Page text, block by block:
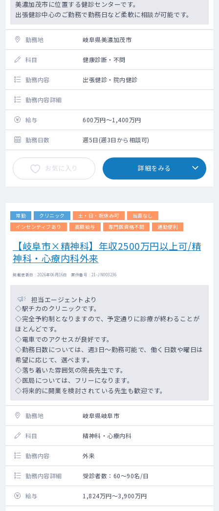
美濃加茂市に位置する健診センターです。
出張健診中心のご勤務で勤務日など柔軟に相談が可能です。
勤務地 岐阜県美濃加茂市
科目 健康診断・不問
勤務内容 出張健診・院内健診
勤務内容詳細
給与 600万円～1,400万円
勤務日数 週5日(週3日から相談可)
お気に入り 詳細をみる
常勤 クリニック 土・日・祝休み可
当直なし
インセンティブあり
高額給与 専門医資格不問 通勤便利
【岐阜市×精神科】年収2500万円以上可/精
神科・心療内科外来
掲載更新日 : 2026年06月16日 案件番号 : 21-JN003236
担当エージェントより
◇駅チカのクリニックです。
◇完全予約制となりますので、予定通りに診療が終わることが
ほとんどです。
◇電車でのアクセスが良好です。
◇勤務日数については、週3日～勤務可能で、働く日数や曜日は
希望に応じて、選べます。
◇落ち着いた雰囲気の院長先生です。
◇医局については、フリーになります。
◇将来的に開業を検討されている先生も歓迎です。
勤務地 岐阜県岐阜市
科目 精神科・心療内科
勤務内容 外来
勤務内容詳細 受診者数：60～90名/日
給与 1,824万円～3,900万円